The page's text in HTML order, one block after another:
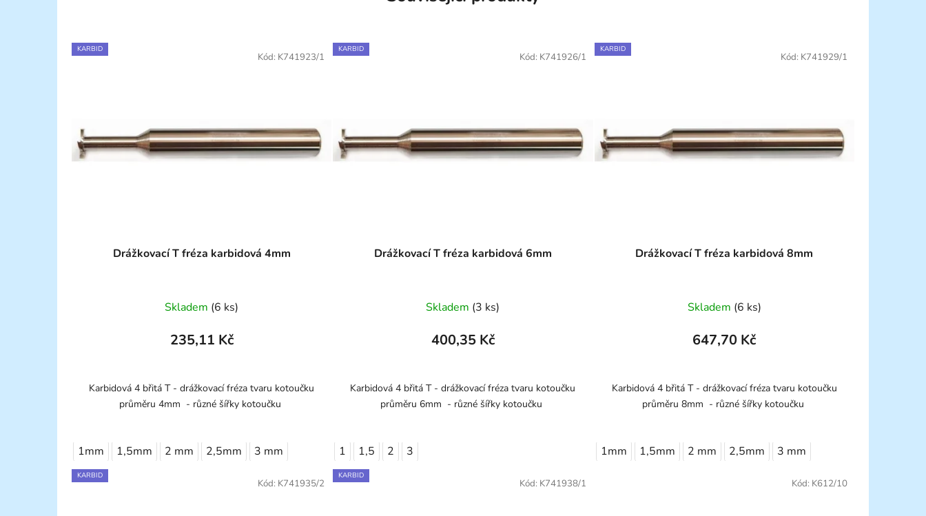
KARBID
Drážkovací T fréza karbidová 4mm
Skladem (6 ks)
235,11 Kč
Karbidová 4 břitá T - drážkovací fréza tvaru kotoučku
průměru 4mm - různé šířky kotoučku
1mm 1,5mm 2 mm 2,5mm 3 mm
Kód: K741923/1
KARBID
Drážkovací T fréza karbidová 6mm
Skladem (3 ks)
400,35 Kč
Karbidová 4 břitá T - drážkovací fréza tvaru kotoučku
průměru 6mm - různé šířky kotoučku
1 1,5 2 3
Kód: K741926/1
KARBID
Drážkovací T fréza karbidová 8mm
Skladem (6 ks)
647,70 Kč
Karbidová 4 břitá T - drážkovací fréza tvaru kotoučku
průměru 8mm - různé šířky kotoučku
1mm 1,5mm 2 mm 2,5mm 3 mm
Kód: K741929/1
KARBID
Kód: K741935/2
KARBID
Kód: K741938/1 Kód: K612/10